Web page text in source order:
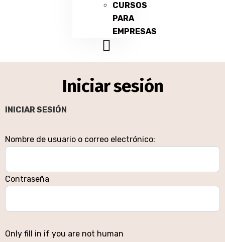
CURSOS
PARA
EMPRESAS
Iniciar sesión
INICIAR SESIÓN
Nombre de usuario o correo electrónico:
Contraseña
Only fill in if you are not human